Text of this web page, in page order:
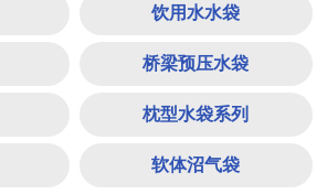
饮用水水袋
桥梁预压水袋
枕型水袋系列
软体沼气袋